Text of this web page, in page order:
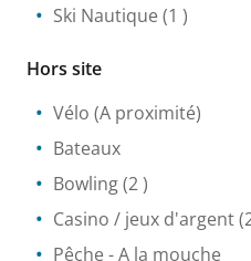
Ski Nautique (1 )
Hors site
Vélo (A proximité)
Bateaux
Bowling(2 )
Casino / jeux d'argent
Pêche - A la mouche